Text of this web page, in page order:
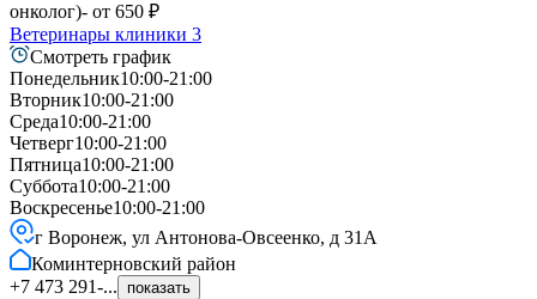
онколог)- от 650 ₽
Ветеринары клиники 3
Смотреть график
Понедельник10:00-21:00
Вторник10:00-21:00
Среда10:00-21:00
Четверг10:00-21:00
Пятница10:00-21:00
Суббота10:00-21:00
Воскресенье10:00-21:00
г Воронеж, ул Антонова-Овсеенко, д 31А
Коминтерновский район
+7 473 291-...
показать